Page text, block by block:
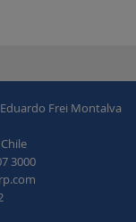
Frei Montalva
3000